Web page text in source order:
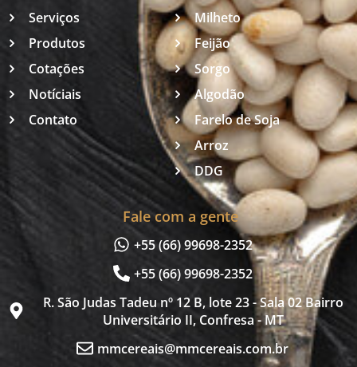
Serviços
Produtos
Cotações
Notíciais
Contato
Milheto
Feijão
Sorgo
Algodão
Farelo de Soja
Arroz
DDG
Fale com a gente
+55 (66) 99698-2352
+55 (66) 99698-2352
R. São Judas Tadeu nº 12 B, lote 23 - Sala 02 Bairro
Universitário II, Confresa - MT
mmcereais@mmcereais.com.br